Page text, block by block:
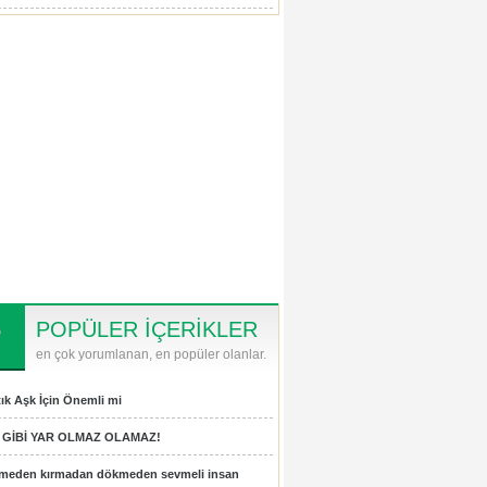
POPÜLER İÇERİKLER
en çok yorumlanan, en popüler olanlar.
Aşk İçin Önemli mi
YAR OLMAZ OLAMAZ!
kırmadan dökmeden sevmeli insan